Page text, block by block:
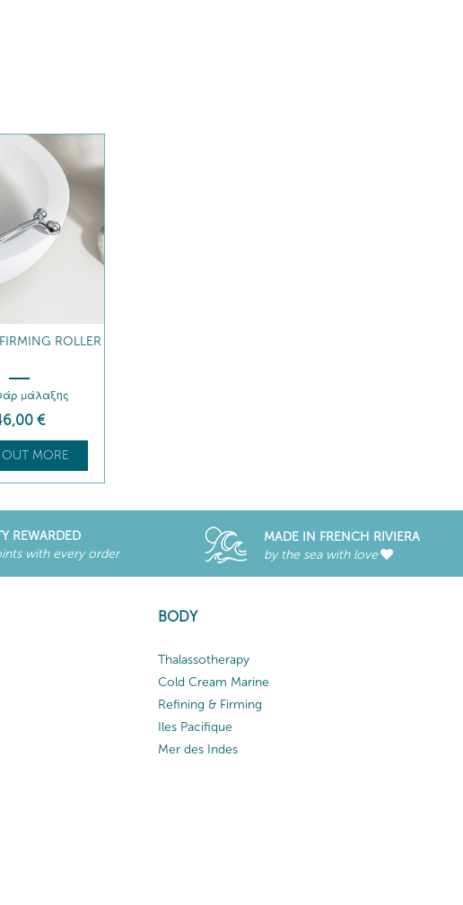
ROLLER
μάλαξης
,00 €
MORE
REWARDED
with every order
MADE IN FRENCH RIVIERA
by the sea with love
BODY
Thalassotherapy
Cold Cream Marine
Refining & Firming
Iles Pacifique
Mer des Indes